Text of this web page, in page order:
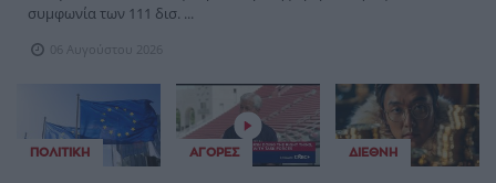
συμφωνία των 111 δισ. ...
06 Αυγούστου 2026
ΠΟΛΙΤΙΚΉ ΑΓΟΡΈΣ ΔΙΕΘΝΉ